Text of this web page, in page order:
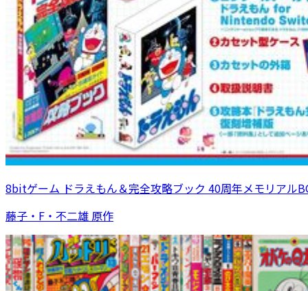
8bitゲーム ドラえもん＆完全攻略ブック 40周年メモリアル
藤子・F・不二雄 原作